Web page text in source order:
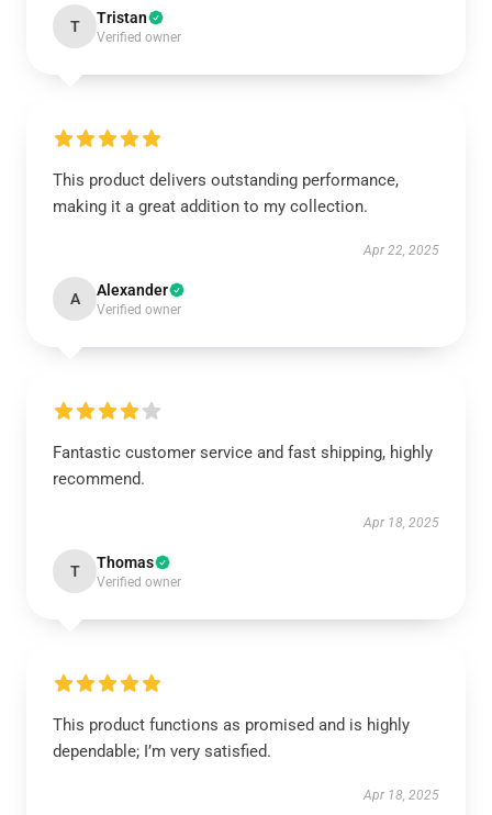
T Tristan
Verified owner
This product delivers outstanding performance,
making it a great addition to my collection.
Apr 22, 2025
A Alexander
Verified owner
Fantastic customer service and fast shipping, highly
recommend.
Apr 18, 2025
T Thomas
Verified owner
This product functions as promised and is highly
dependable; I’m very satisfied.
Apr 18, 2025